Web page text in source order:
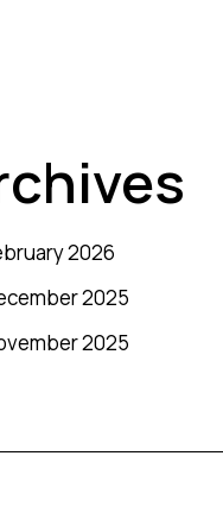
2026
2025
2025